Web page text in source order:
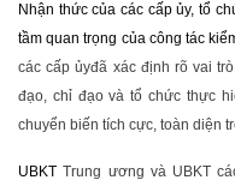
Nhận thức của các cấp ủy, tổ
tầm quan trọng của công tác
các cấp ủyđã xác định rõ vai
đạo, chỉ đạo và tổ chức thực
chuyển biến tích cực, toàn diện
UBKTTrung ương và UBKT